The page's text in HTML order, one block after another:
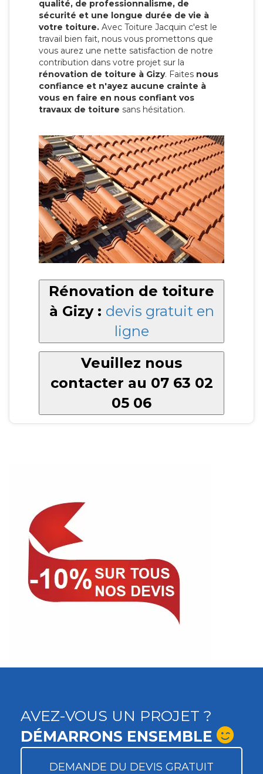
qualité, de professionnalisme, de
sécurité et une longue durée de vie à
votre toiture. Avec Toiture Jacquin c'est le
travail bien fait, nous vous promettons que
vous aurez une nette satisfaction de notre
contribution dans votre projet sur la
rénovation de toiture à Gizy. Faites nous
confiance et n'ayez aucune crainte à
vous en faire en nous confiant vos
travaux de toiture sans hésitation.
Rénovation de toiture
à Gizy : devis gratuit en
ligne
Veuillez nous
contacter au 07 63 02
05 06
AVEZ-VOUS UN PROJET ?
DÉMARRONS ENSEMBLE
DEMANDE DU DEVIS GRATUIT